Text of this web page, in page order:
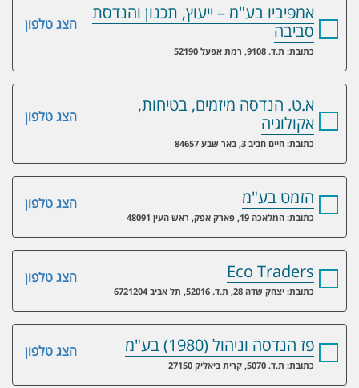
הצג טלפון
אמפיביו בע"מ – ייעוץ, תכנון והנדסת
סביבה
כתובת: ת.ד. 9108, רמת אפעל 52190
הצג טלפון
א.ט. הנדסה מיזמים, בטיחות,
אקולוגיה
כתובת: חיים חביב 3, באר שבע 84657
הצג טלפון הזמט בע"מ
כתובת: המלאכה 19, פארק אפק, ראש העין 48091
הצג טלפון Eco Traders
כתובת: יצחק שדה 28, ת.ד. 52016, תל אביב 6721204
הצג טלפון פז הנדסה וניהול (1980) בע"מ
כתובת: ת.ד. 5070, קרית ביאליק 27150